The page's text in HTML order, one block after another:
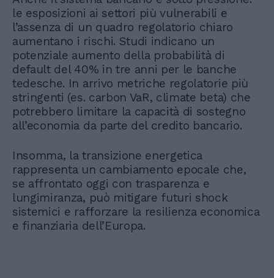
le esposizioni ai settori più vulnerabili e
l’assenza di un quadro regolatorio chiaro
aumentano i rischi. Studi indicano un
potenziale aumento della probabilità di
default del 40% in tre anni per le banche
tedesche. In arrivo metriche regolatorie più
stringenti (es. carbon VaR, climate beta) che
potrebbero limitare la capacità di sostegno
all’economia da parte del credito bancario.
Insomma, la transizione energetica
rappresenta un cambiamento epocale che,
se affrontato oggi con trasparenza e
lungimiranza, può mitigare futuri shock
sistemici e rafforzare la resilienza economica
e finanziaria dell’Europa.